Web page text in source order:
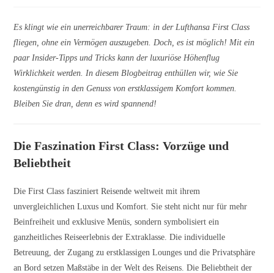
Es klingt wie ein unerreichbarer Traum: in der Lufthansa First Class
fliegen, ohne ein Vermögen auszugeben. Doch, es ist möglich! Mit ein
paar Insider-Tipps und Tricks kann der luxuriöse Höhenflug
Wirklichkeit werden. In diesem Blogbeitrag enthüllen wir, wie Sie
kostengünstig in den Genuss von erstklassigem Komfort kommen.
Bleiben Sie dran, denn es wird spannend!
Die Faszination First Class: Vorzüge und
Beliebtheit
Die First Class fasziniert Reisende weltweit mit ihrem
unvergleichlichen Luxus und Komfort. Sie steht nicht nur für mehr
Beinfreiheit und exklusive Menüs, sondern symbolisiert ein
ganzheitliches Reiseerlebnis der Extraklasse. Die individuelle
Betreuung, der Zugang zu erstklassigen Lounges und die Privatsphäre
an Bord setzen Maßstäbe in der Welt des Reisens. Die Beliebtheit der